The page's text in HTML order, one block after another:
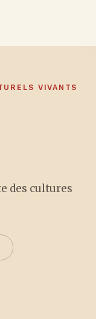
VIVANTS
des cultures